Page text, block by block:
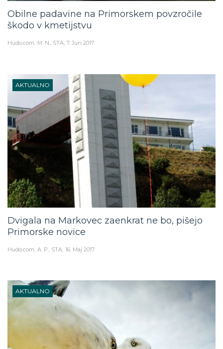
Obilne padavine na Primorskem povzročile
škodo v kmetijstvu
Hudo.com M. N., STA 7. Jun 2017
AKTUALNO
Dvigala na Markovec zaenkrat ne bo, pišejo
Primorske novice
Hudo.com A. P., STA 16. Maj 2017
AKTUALNO